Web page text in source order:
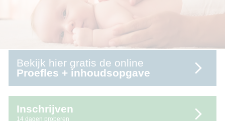
Bekijk hier gratis de online
Proefles + inhoudsopgave
Inschrijven
14 dagen proberen